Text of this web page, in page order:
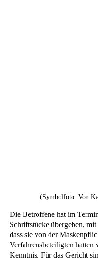
(Symbolfoto: Von
Die Betroffene hat im
Schriftstücke übergeben,
dass sie von der
Verfahrensbeteiligten hatten
Kenntnis. Für das Gericht